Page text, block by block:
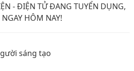
- ĐIỆN TỬ ĐANG TUYỂN DỤNG,
HÔM NAY!
sáng tạo